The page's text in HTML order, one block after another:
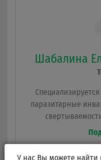
Шабалина
паразитарные
нарушения,
инсульт,
У нас Вы можете найти